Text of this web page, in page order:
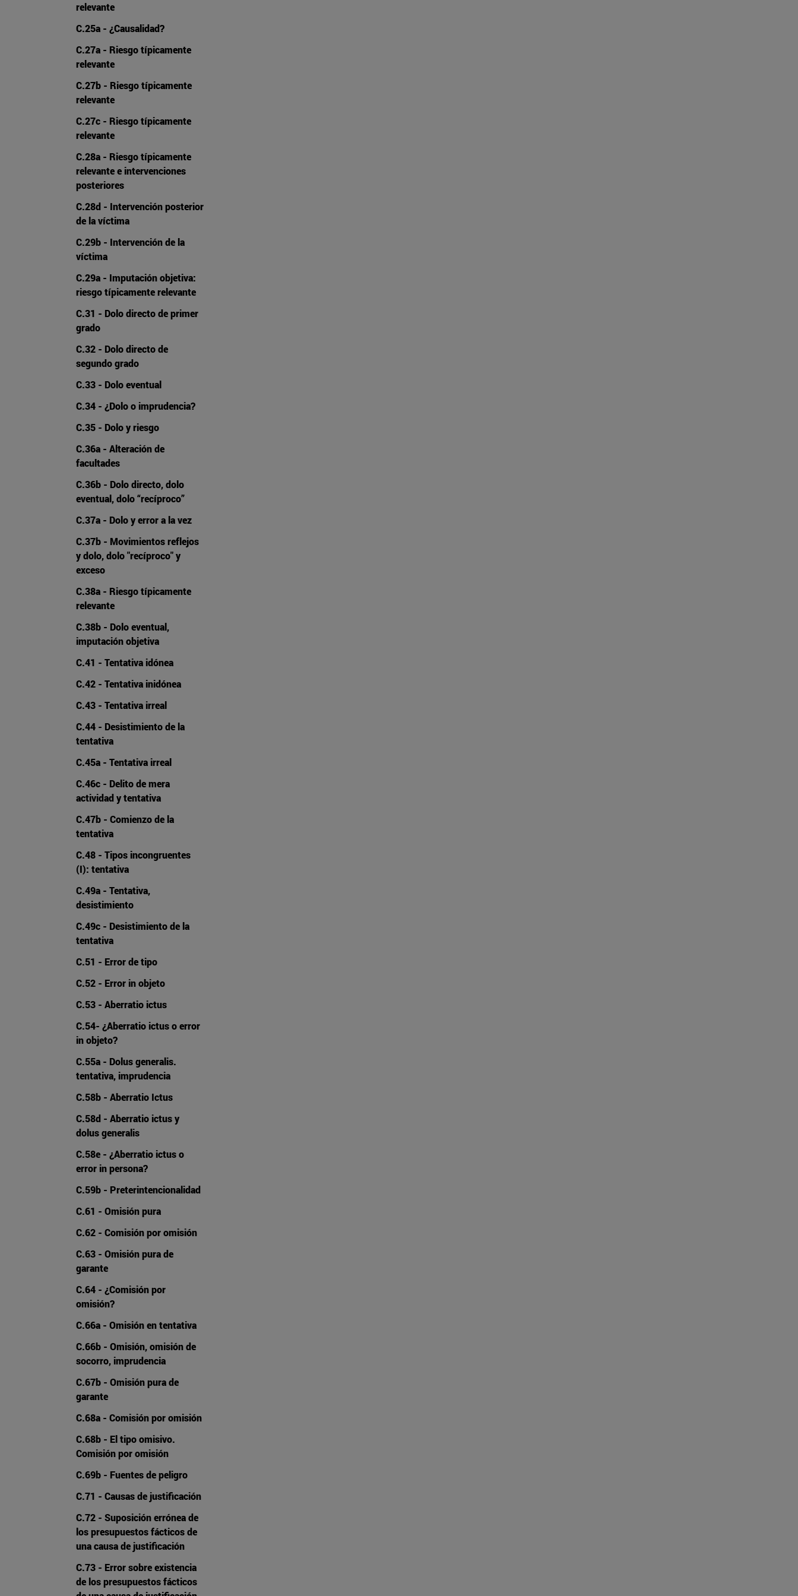
relevante
C.25a - ¿Causalidad?
C.27a - Riesgo típicamente
relevante
C.27b - Riesgo típicamente
relevante
C.27c - Riesgo típicamente
relevante
C.28a - Riesgo típicamente
relevante e intervenciones
posteriores
C.28d - Intervención posterior
de la víctima
C.29b - Intervención de la
víctima
C.29a - Imputación objetiva:
riesgo típicamente relevante
C.31 - Dolo directo de primer
grado
C.32 - Dolo directo de
segundo grado
C.33 - Dolo eventual
C.34 - ¿Dolo o imprudencia?
C.35 - Dolo y riesgo
C.36a - Alteración de
facultades
C.36b - Dolo directo, dolo
eventual, dolo “recíproco”
C.37a - Dolo y error a la vez
C.37b - Movimientos reflejos
y dolo, dolo "recíproco" y
exceso
C.38a - Riesgo típicamente
relevante
C.38b - Dolo eventual,
imputación objetiva
C.41 - Tentativa idónea
C.42 - Tentativa inidónea
C.43 - Tentativa irreal
C.44 - Desistimiento de la
tentativa
C.45a - Tentativa irreal
C.46c - Delito de mera
actividad y tentativa
C.47b - Comienzo de la
tentativa
C.48 - Tipos incongruentes
(I): tentativa
C.49a - Tentativa,
desistimiento
C.49c - Desistimiento de la
tentativa
C.51 - Error de tipo
C.52 - Error in objeto
C.53 - Aberratio ictus
C.54- ¿Aberratio ictus o error
in objeto?
C.55a - Dolus generalis.
tentativa, imprudencia
C.58b - Aberratio Ictus
C.58d - Aberratio ictus y
dolus generalis
C.58e - ¿Aberratio ictus o
error in persona?
C.59b - Preterintencionalidad
C.61 - Omisión pura
C.62 - Comisión por omisión
C.63 - Omisión pura de
garante
C.64 - ¿Comisión por
omisión?
C.66a - Omisión en tentativa
C.66b - Omisión, omisión de
socorro, imprudencia
C.67b - Omisión pura de
garante
C.68a - Comisión por omisión
C.68b - El tipo omisivo.
Comisión por omisión
C.69b - Fuentes de peligro
C.71 - Causas de justificación
C.72 - Suposición errónea de
los presupuestos fácticos de
una causa de justificación
C.73 - Error sobre existencia
de los presupuestos fácticos